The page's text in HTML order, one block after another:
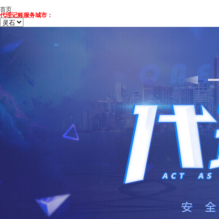
首页
代理记账服务城市：